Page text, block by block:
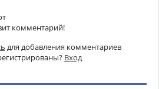
комментарий!
для добавления комментариев
Вход